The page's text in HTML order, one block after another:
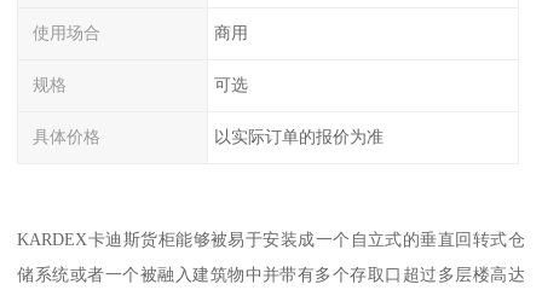
使用场合 商用
规格 可选
具体价格 以实际订单的报价为准
KARDEX卡迪斯货柜能够被易于安装成一个自立式的垂直回转式仓
储系统或者一个被融入建筑物中并带有多个存取口超过多层楼高达